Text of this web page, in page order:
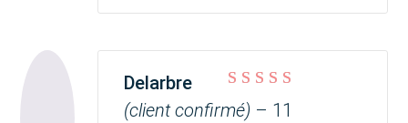
Note sur 5
Delarbre
(client confirmé) – 11